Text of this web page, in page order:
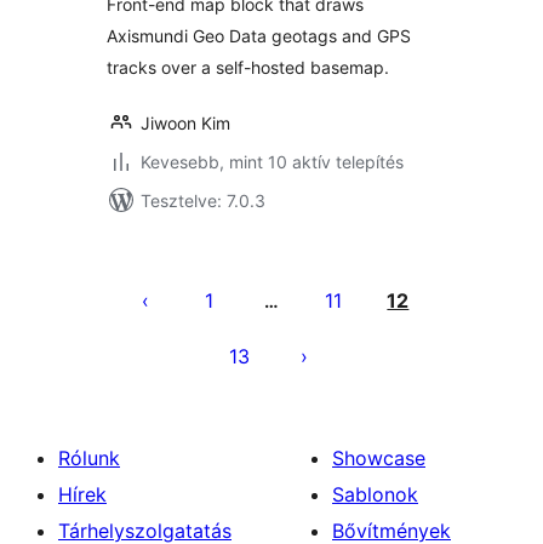
Front-end map block that draws
Axismundi Geo Data geotags and GPS
tracks over a self-hosted basemap.
Jiwoon Kim
Kevesebb, mint 10 aktív telepítés
Tesztelve: 7.0.3
lapozása
1 … 11 12
13
Rólunk
Hírek
Tárhelyszolgatatás
Showcase
Sablonok
Bővítmények